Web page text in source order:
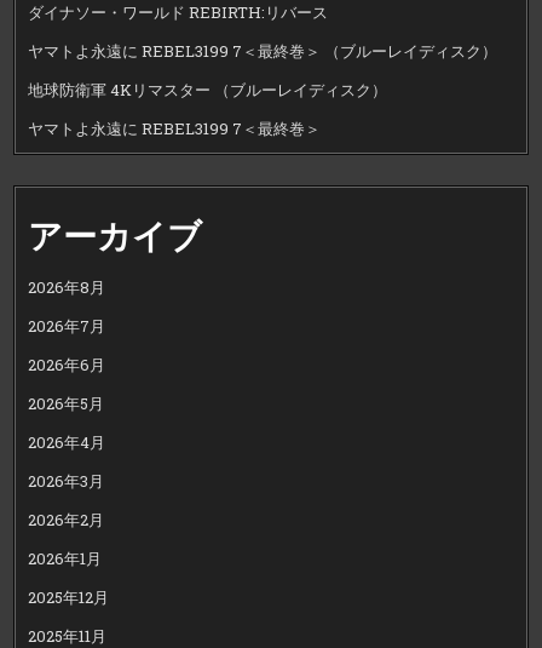
ダイナソー・ワールド REBIRTH:リバース
ヤマトよ永遠に REBEL3199 7＜最終巻＞ （ブルーレイディスク）
地球防衛軍 4Kリマスター （ブルーレイディスク）
ヤマトよ永遠に REBEL3199 7＜最終巻＞
アーカイブ
2026年8月
2026年7月
2026年6月
2026年5月
2026年4月
2026年3月
2026年2月
2026年1月
2025年12月
2025年11月